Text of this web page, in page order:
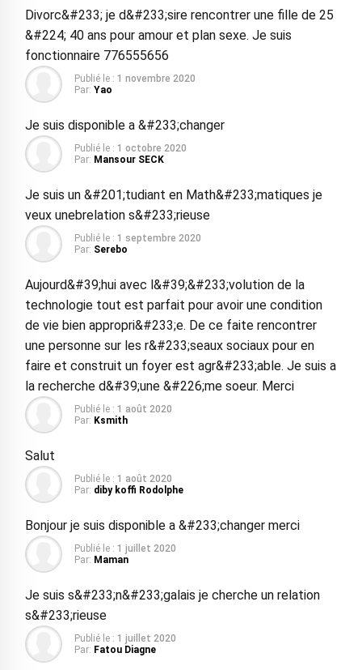
Divorc&#233; je d&#233;sire rencontrer une fille de 25
&#224; 40 ans pour amour et plan sexe. Je suis
fonctionnaire 776555656
Publié le : 1 novembre 2020
Par: Yao
Je suis disponible a &#233;changer
Publié le : 1 octobre 2020
Par: Mansour SECK
Je suis un &#201;tudiant en Math&#233;matiques je
veux unebrelation s&#233;rieuse
Publié le : 1 septembre 2020
Par: Serebo
Aujourd&#39;hui avec l&#39;&#233;volution de la
technologie tout est parfait pour avoir une condition
de vie bien appropri&#233;e. De ce faite rencontrer
une personne sur les r&#233;seaux sociaux pour en
faire et construit un foyer est agr&#233;able. Je suis a
la recherche d&#39;une &#226;me soeur. Merci
Publié le : 1 août 2020
Par: Ksmith
Salut
Publié le : 1 août 2020
Par: diby koffi Rodolphe
Bonjour je suis disponible a &#233;changer merci
Publié le : 1 juillet 2020
Par: Maman
Je suis s&#233;n&#233;galais je cherche un relation
s&#233;rieuse
Publié le : 1 juillet 2020
Par: Fatou Diagne